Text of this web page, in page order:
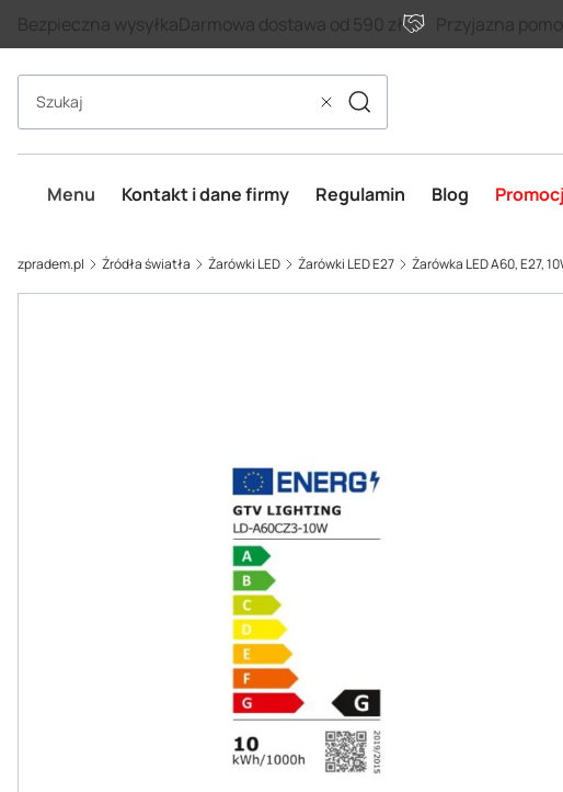
Bezpieczna wysyłkaDarmowa dostawa od 590 zł Przyjazna
WyczyśćSzukaj
Menu Kontakt i dane firmy Regulamin Blog
zpradem.pl Źródła światła Żarówki LED Żarówki LED E27 Żarówka LED A60, E27,